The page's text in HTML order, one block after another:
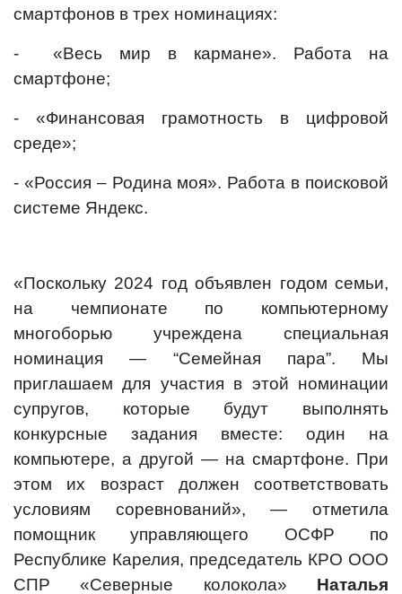
смартфонов в трех номинациях:
- «Весь мир в кармане». Работа на
смартфоне;
- «Финансовая грамотность в цифровой
среде»;
- «Россия – Родина моя». Работа в поисковой
системе Яндекс.
«Поскольку 2024 год объявлен годом семьи,
на чемпионате по компьютерному
многоборью учреждена специальная
номинация — “Семейная пара”. Мы
приглашаем для участия в этой номинации
супругов, которые будут выполнять
конкурсные задания вместе: один на
компьютере, а другой — на смартфоне. При
этом их возраст должен соответствовать
условиям соревнований», — отметила
помощник управляющего ОСФР по
Республике Карелия, председатель КРО ООО
СПР «Северные колокола» Наталья